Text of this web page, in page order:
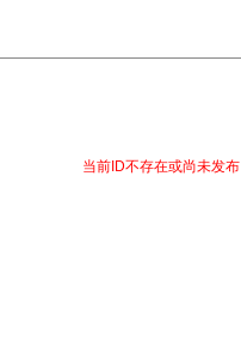
当前ID不存在或尚未发布